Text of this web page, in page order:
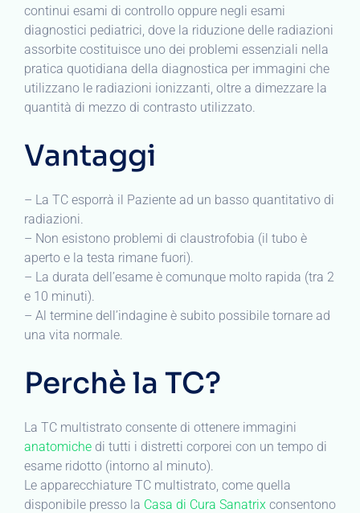
continui esami di controllo oppure negli esami
diagnostici pediatrici, dove la riduzione delle radiazioni
assorbite costituisce uno dei problemi essenziali nella
pratica quotidiana della diagnostica per immagini che
utilizzano le radiazioni ionizzanti, oltre a dimezzare la
quantità di mezzo di contrasto utilizzato.
Vantaggi
– La TC esporrà il Paziente ad un basso quantitativo di
radiazioni.
– Non esistono problemi di claustrofobia (il tubo è
aperto e la testa rimane fuori).
– La durata dell’esame è comunque molto rapida (tra 2
e 10 minuti).
– Al termine dell’indagine è subito possibile tornare ad
una vita normale.
Perchè la TC?
La TC multistrato consente di ottenere immagini
anatomiche di tutti i distretti corporei con un tempo di
esame ridotto (intorno al minuto).
Le apparecchiature TC multistrato, come quella
disponibile presso la Casa di Cura Sanatrix consentono